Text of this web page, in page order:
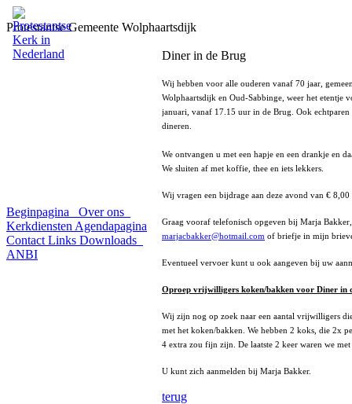
Protestantse Gemeente Wolphaartsdijk
Beginpagina
Over ons
Kerkdiensten Agendapagina
Contact Links Downloads
ANBI
Diner in de Brug
Wij hebben voor alle ouderen vanaf 70 jaar,
Wolphaartsdijk en Oud-Sabbinge, weer het etentje
januari, vanaf 17.15 uur in de Brug. Ook
dineren.
We ontvangen u met een hapje en een drankje en
We sluiten af met koffie, thee en iets lekkers.
Wij vragen een bijdrage aan deze avond van €
Graag vooraf telefonisch opgeven bij Marja
marjacbakker@hotmail.com of briefje in mijn
Eventueel vervoer kunt u ook aangeven bij uw
Oproep vrijwilligers koken/bakken voor Diner in
Wij zijn nog op zoek naar een aantal vrijwilligers
met het koken/bakken. We hebben 2 koks, die 2x
4 extra zou fijn zijn. De laatste 2 keer waren we
U kunt zich aanmelden bij Marja Bakker.
terug